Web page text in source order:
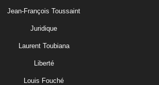
Jean-François Toussaint
Juridique
Laurent Toubiana
Liberté
Louis Fouché